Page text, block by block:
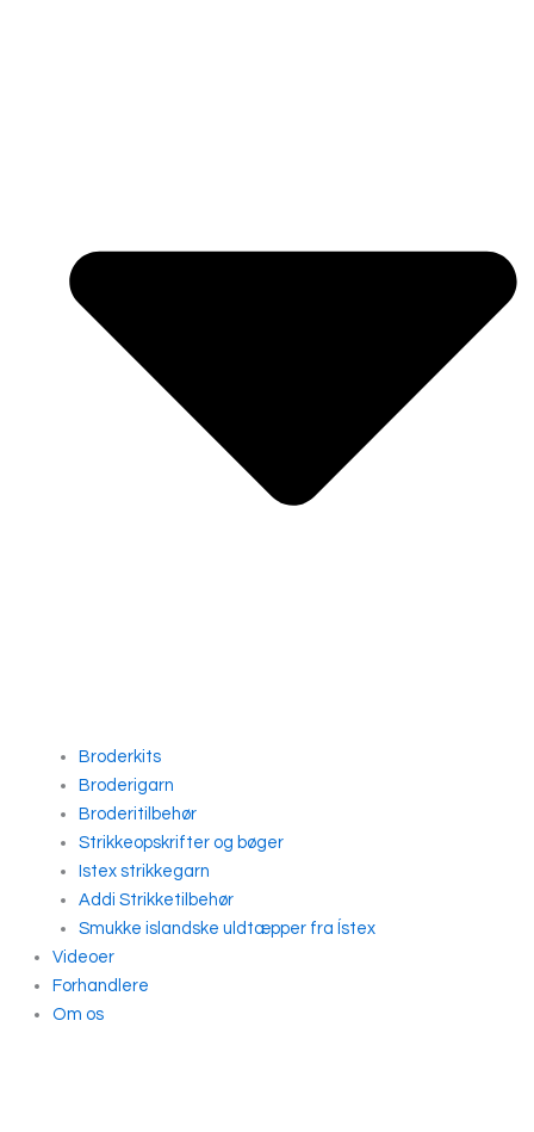
Broderkits
Broderigarn
Broderitilbehør
Strikkeopskrifter og bøger
Istex strikkegarn
Addi Strikketilbehør
Smukke islandske uldtæpper fra Ístex
Videoer
Forhandlere
Om os